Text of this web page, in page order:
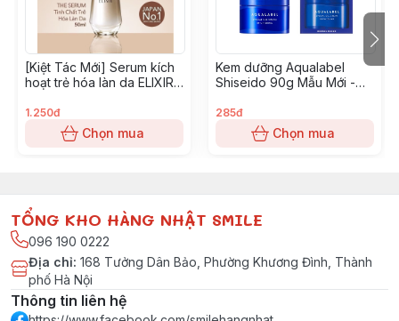
￼[Kiệt Tác Mới] Serum kích
hoạt trẻ hóa làn da ELIXIR
1.250đ
Chọn mua
Kem dưỡng Aqualabel
Shiseido 90g Mẫu Mới -
285đ
Chọn mua
TỔNG KHO HÀNG NHẬT SMILE
096 190 0222
Địa chỉ: 168 Tưởng Dân Bảo, Phường Khương Đình, Thành
phố Hà Nội
Thông tin liên hệ